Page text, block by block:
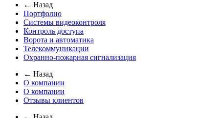
← Назад
Портфолио
Системы видеоконтроля
Контроль доступа
Ворота и автоматика
Телекоммуникации
Охранно-пожарная сигнализация
← Назад
О компании
О компании
Отзывы клиентов